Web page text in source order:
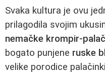
Svaka kultura je ovu
prilagodila svojim
nemačke krompir-
bogato punjene ruske
velike porodice